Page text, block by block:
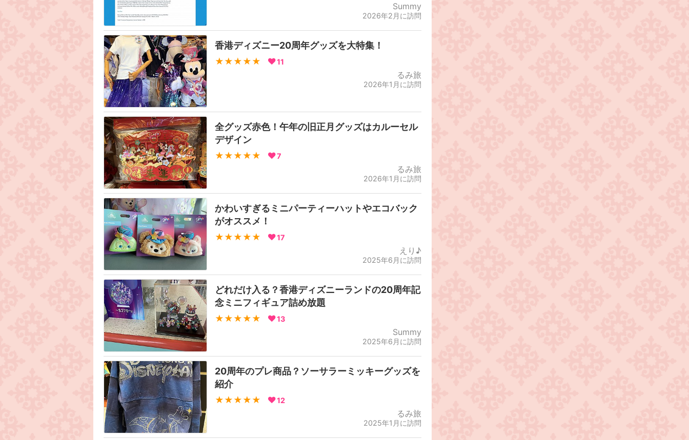
Summy
2026年2月に訪問
香港ディズニー20周年グッズを大特集！
★★★★★ 11
るみ旅
2026年1月に訪問
全グッズ赤色！午年の旧正月グッズはカルーセル
デザイン
★★★★★ 7
るみ旅
2026年1月に訪問
かわいすぎるミニパーティーハットやエコバック
がオススメ！
★★★★★ 17
えり♪
2025年6月に訪問
どれだけ入る？香港ディズニーランドの20周年記
念ミニフィギュア詰め放題
★★★★★ 13
Summy
2025年6月に訪問
20周年のプレ商品？ソーサラーミッキーグッズを
紹介
★★★★★ 12
るみ旅
2025年1月に訪問